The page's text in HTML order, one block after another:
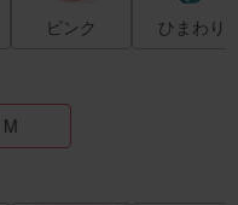
ピンク ひまわり
M